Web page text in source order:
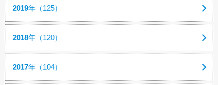
2019年（125）
2018年（120）
2017年（104）